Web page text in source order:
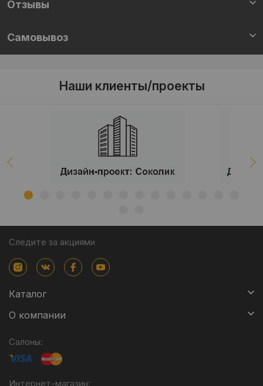
Отзывы
Самовывоз
Наши клиенты/проекты
Следите за акциями
Каталог
О компании
Салоны:
Интернет-магазин: